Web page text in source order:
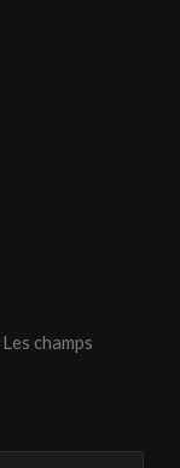
Les champs